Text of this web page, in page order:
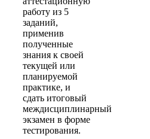
работу из 5
заданий,
применив
полученные
знания к своей
текущей или
планируемой
практике, и
сдать итоговый
междисциплинарный
экзамен в форме
тестирования.